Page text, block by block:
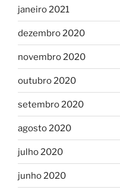
janeiro 2021
dezembro 2020
novembro 2020
outubro 2020
setembro 2020
agosto 2020
julho 2020
junho 2020